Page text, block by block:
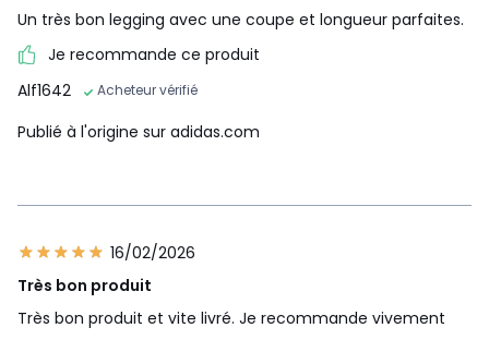
Un très bon legging avec une coupe et longueur parfaites.
Je recommande ce produit
Alf1642
Acheteur vérifié
Publié à l'origine sur adidas.com
16/02/2026
Très bon produit
Très bon produit et vite livré. Je recommande vivement